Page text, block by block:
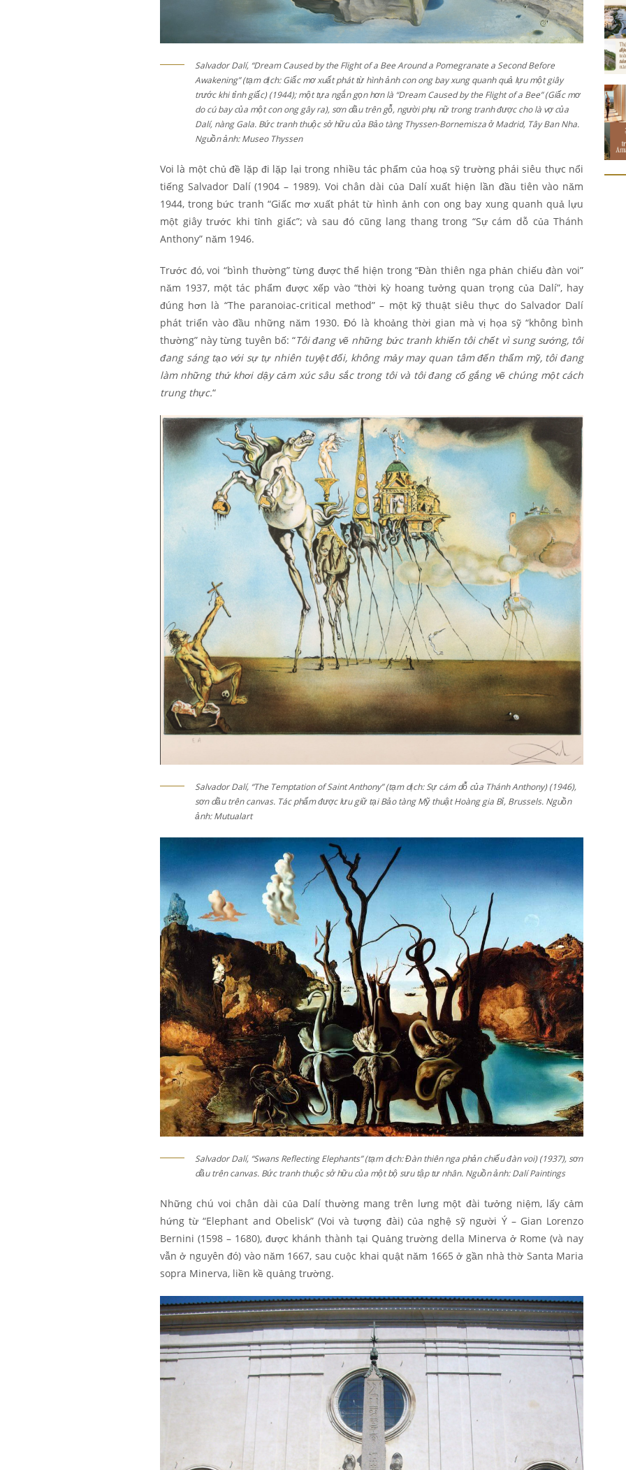
Salvador Dalí, “Dream Caused by the Flight of a Bee Around a Pomegranate a Second Before
Awakening” (tạm dịch: Giấc mơ xuất phát từ hình ảnh con ong bay xung quanh quả lựu một giây
trước khi tỉnh giấc) (1944); một tựa ngắn gọn hơn là “Dream Caused by the Flight of a Bee” (Giấc mơ
do cú bay của một con ong gây ra), sơn dầu trên gỗ, người phụ nữ trong tranh được cho là vợ của
Dalí, nàng Gala. Bức tranh thuộc sở hữu của Bảo tàng Thyssen-Bornemisza ở Madrid, Tây Ban Nha.
Nguồn ảnh: Museo Thyssen
Voi là một chủ đề lặp đi lặp lại trong nhiều tác phẩm của hoạ sỹ trường phái siêu thực nổi
tiếng Salvador Dalí (1904 – 1989). Voi chân dài của Dalí xuất hiện lần đầu tiên vào năm
1944, trong bức tranh “Giấc mơ xuất phát từ hình ảnh con ong bay xung quanh quả lựu
một giây trước khi tỉnh giấc”; và sau đó cũng lang thang trong “Sự cám dỗ của Thánh
Anthony” năm 1946.
Trước đó, voi “bình thường” từng được thể hiện trong “Đàn thiên nga phản chiếu đàn voi”
năm 1937, một tác phẩm được xếp vào “thời kỳ hoang tưởng quan trọng của Dalí”, hay
đúng hơn là “The paranoiac-critical method” – một kỹ thuật siêu thực do Salvador Dalí
phát triển vào đầu những năm 1930. Đó là khoảng thời gian mà vị họa sỹ “không bình
thường” này từng tuyên bố: “Tôi đang vẽ những bức tranh khiến tôi chết vì sung sướng, tôi
đang sáng tạo với sự tự nhiên tuyệt đối, không mảy may quan tâm đến thẩm mỹ, tôi đang
làm những thứ khơi dậy cảm xúc sâu sắc trong tôi và tôi đang cố gắng vẽ chúng một cách
trung thực.“
Salvador Dalí, “The Temptation of Saint Anthony” (tạm dịch: Sự cám dỗ của Thánh Anthony) (1946),
sơn dầu trên canvas. Tác phẩm được lưu giữ tại Bảo tàng Mỹ thuật Hoàng gia Bỉ, Brussels. Nguồn
ảnh: Mutualart
Salvador Dalí, “Swans Reflecting Elephants” (tạm dịch: Đàn thiên nga phản chiếu đàn voi) (1937), sơn
dầu trên canvas. Bức tranh thuộc sở hữu của một bộ sưu tập tư nhân. Nguồn ảnh: Dalí Paintings
Những chú voi chân dài của Dalí thường mang trên lưng một đài tưởng niệm, lấy cảm
hứng từ “Elephant and Obelisk” (Voi và tượng đài) của nghệ sỹ người Ý – Gian Lorenzo
Bernini (1598 – 1680), được khánh thành tại Quảng trường della Minerva ở Rome (và nay
vẫn ở nguyên đó) vào năm 1667, sau cuộc khai quật năm 1665 ở gần nhà thờ Santa Maria
sopra Minerva, liền kề quảng trường.